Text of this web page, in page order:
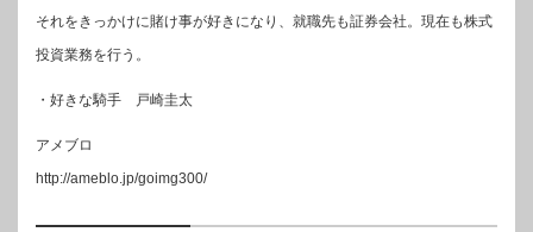
それをきっかけに賭け事が好きになり、就職先も証券会社。現在も株式
投資業務を行う。
・好きな騎手 戸崎圭太
アメブロ
http://ameblo.jp/goimg300/